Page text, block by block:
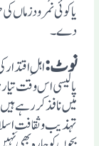
یاکوئی
دے۔
نوٹ:
پالیسی اس وقت
میں نافذ کررہے
تہذیب و ثقافتِ